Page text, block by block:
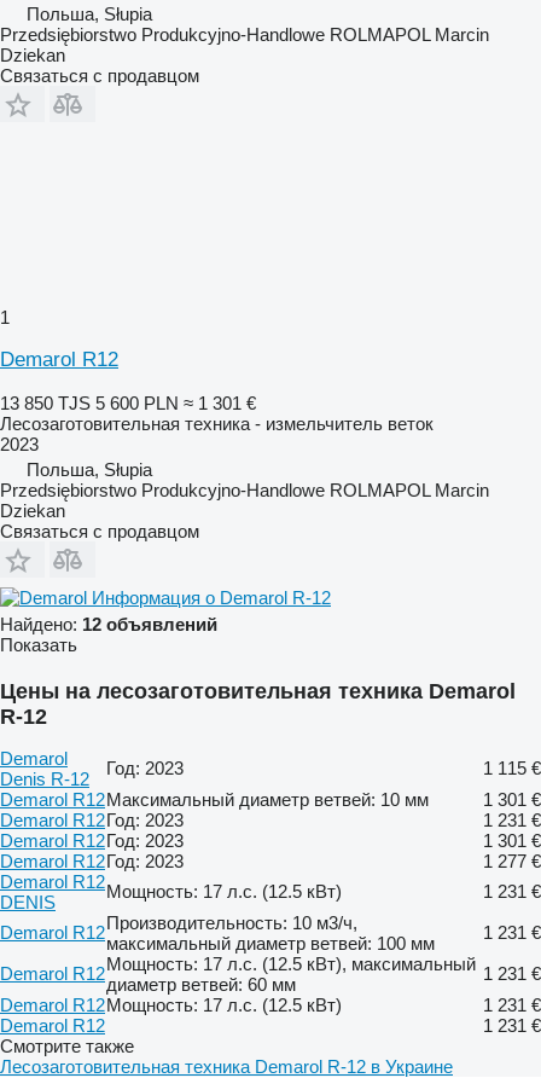
Польша, Słupia
Przedsiębiorstwo Produkcyjno-Handlowe ROLMAPOL Marcin
Dziekan
Связаться с продавцом
1
Demarol R12
13 850 TJS 5 600 PLN ≈ 1 301 €
Лесозаготовительная техника - измельчитель веток
2023
Польша, Słupia
Przedsiębiorstwo Produkcyjno-Handlowe ROLMAPOL Marcin
Dziekan
Связаться с продавцом
Информация о Demarol R-12
Найдено: 12 объявлений
Показать
Цены на лесозаготовительная техника Demarol
R-12
Demarol
Denis R-12
Год: 2023
1 115 €
Demarol R12Максимальный диаметр ветвей: 10 мм
1 301 €
Demarol R12Год: 2023
1 231 €
Demarol R12Год: 2023
1 301 €
Demarol R12Год: 2023
1 277 €
Demarol R12
DENIS
Мощность: 17 л.с. (12.5 кВт)
1 231 €
Demarol R12Производительность: 10 м3/ч,
максимальный диаметр ветвей: 100 мм
1 231 €
Demarol R12Мощность: 17 л.с. (12.5 кВт), максимальный
диаметр ветвей: 60 мм
1 231 €
Demarol R12Мощность: 17 л.с. (12.5 кВт)
1 231 €
Demarol R12
1 231 €
Смотрите также
Лесозаготовительная техника Demarol R-12 в Украине